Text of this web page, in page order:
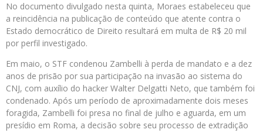
No documento divulgado nesta quinta, Moraes estabeleceu que
a reincidência na publicação de conteúdo que atente contra o
Estado democrático de Direito resultará em multa de R$ 20 mil
por perfil investigado.
Em maio, o STF condenou Zambelli à perda de mandato e a dez
anos de prisão por sua participação na invasão ao sistema do
CNJ, com auxílio do hacker Walter Delgatti Neto, que também foi
condenado. Após um período de aproximadamente dois meses
foragida, Zambelli foi presa no final de julho e aguarda, em um
presídio em Roma, a decisão sobre seu processo de extradição